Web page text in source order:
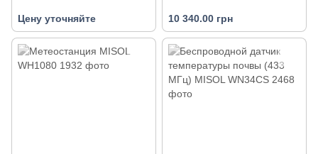
Цену уточняйте 10 340.00 грн